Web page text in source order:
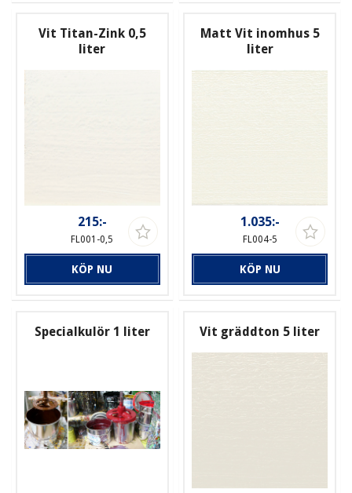
Vit Titan-Zink 0,5
liter
215:-
FL001-0,5
KÖP NU
Matt Vit inomhus 5
liter
1.035:-
FL004-5
KÖP NU
Specialkulör 1 liter Vit gräddton 5 liter